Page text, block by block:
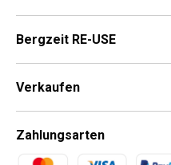
Bergzeit RE-USE
Verkaufen
Zahlungsarten
Zahlungsmethoden